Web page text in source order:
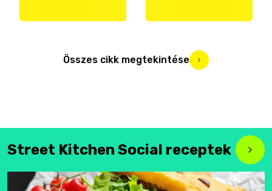
Összes cikk megtekintése
Street Kitchen Social receptek